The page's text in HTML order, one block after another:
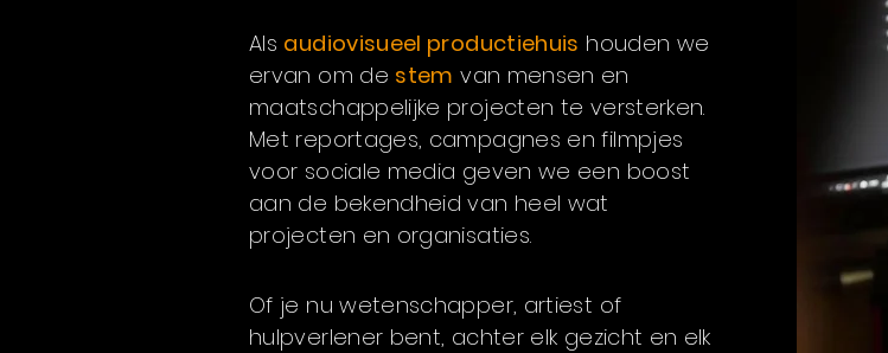
Als audiovisueel productiehuis houden we
ervan om de stem van mensen en
maatschappelijke projecten te versterken.
Met reportages, campagnes en filmpjes
voor sociale media geven we een boost
aan de bekendheid van heel wat
projecten en organisaties.
Of je nu wetenschapper, artiest of
hulpverlener bent, achter elk gezicht en elk